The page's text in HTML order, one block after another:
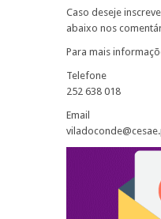
Caso deseje
abaixo nos
Para mais
Telefone
252 638 018
Email